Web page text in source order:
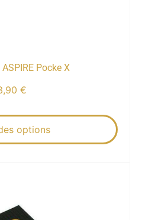
Pocke X
€
options